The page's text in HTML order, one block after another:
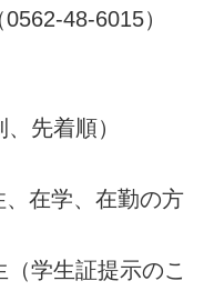
48-6015）
先着順）
在学、在勤の方
学生証提示のこ